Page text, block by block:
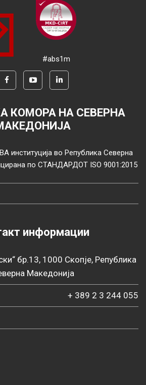
#abs1m
КОМОРА НА СЕВЕРНА
институција во Република Северна
по СТАНДАРДОТ ISO 9001:2015
информации
бр.13, 1000 Скопје, Република
Македонија
+ 389 2 3 244 055